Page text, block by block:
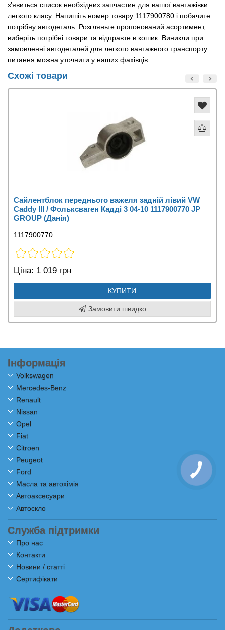
з’явиться список необхідних запчастин для вашої вантажівки
легкого класу. Напишіть номер товару 1117900780 і побачите
потрібну автодеталь. Розгляньте пропонований асортимент,
виберіть потрібні товари та відправте в кошик. Виникли при
замовленні автодеталей для легкого вантажного транспорту
питання можна уточнити у наших фахівців.
Схожі товари
Сайлентблок переднього важеля задній лівий VW
Caddy III / Фольксваген Кадді 3 04-10 1117900770 JP
GROUP (Данія)
1117900770
Ціна: 1 019 грн
КУПИТИ
Замовити швидко
Інформація
Volkswagen
Mercedes-Benz
Renault
Nissan
Opel
Fiat
Citroen
Peugeot
Ford
Масла та автохімія
Автоаксесуари
Автоскло
Служба підтримки
Про нас
Контакти
Новини / статті
Сертифікати